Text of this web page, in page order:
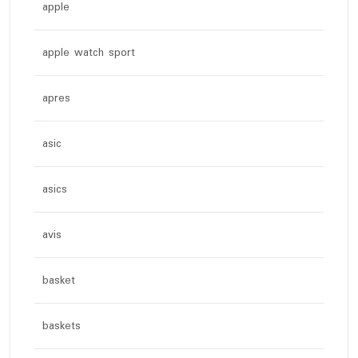
apple
apple watch sport
apres
asic
asics
avis
basket
baskets